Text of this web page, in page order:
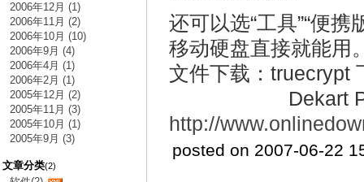
2006年12月 (1)
2006年11月 (2)
2006年10月 (10)
2006年9月 (4)
2006年4月 (1)
2006年2月 (1)
2005年12月 (2)
2005年11月 (3)
2005年10月 (1)
2005年9月 (3)
文章分类(2)
还可以选“工具”“便
移动硬盘直接就能用
文件下载：truecrypt
Dekart Private
http://
posted on 2007-06-22